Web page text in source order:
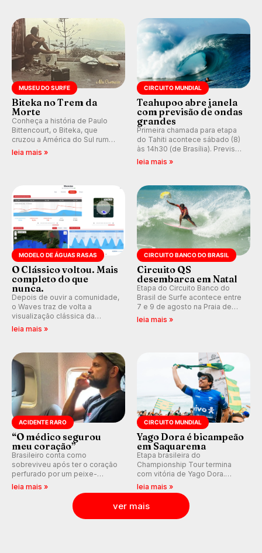
prática em esporte e indústria.
MUSEU DO SURFE
Biteka no Trem da
Morte
Conheça a história de Paulo
Bittencourt, o Biteka, que
cruzou a América do Sul rumo
ao Pacífico em uma jornada
leia mais »
CIRCUITO MUNDIAL
Teahupoo abre janela
com previsão de ondas
grandes
Primeira chamada para etapa
do Tahiti acontece sábado (8)
às 14h30 (de Brasília). Previsão
indica swell consistente.
Kelly Slater convidado.
leia mais »
MODELO DE ÁGUAS RASAS
O Clássico voltou. Mais
completo do que
nunca.
Depois de ouvir a comunidade,
o Waves traz de volta a
visualização clássica da
previsão de águas rasas,
ondas para até 16 dias.
leia mais »
CIRCUITO BANCO DO BRASIL
Circuito QS
desembarca em Natal
Etapa do Circuito Banco do
Brasil de Surfe acontece entre
7 e 9 de agosto na Praia de
Miami (RN), em disputas
leia mais »
ACIDENTE RARO
“O médico segurou
meu coração”
Brasileiro conta como
sobreviveu após ter o coração
perfurado por um peixe-
agulha enquanto surfava na
leia mais »
CIRCUITO MUNDIAL
Yago Dora é bicampeão
em Saquarema
Etapa brasileira do
Championship Tour termina
com vitória de Yago Dora.
Sawyer Lindblad vence entre
as mulheres e Leonardo
Fioravanti assume liderança do
ranking mundial da WSL, na
etapa de Saquarema.
leia mais »
ver mais